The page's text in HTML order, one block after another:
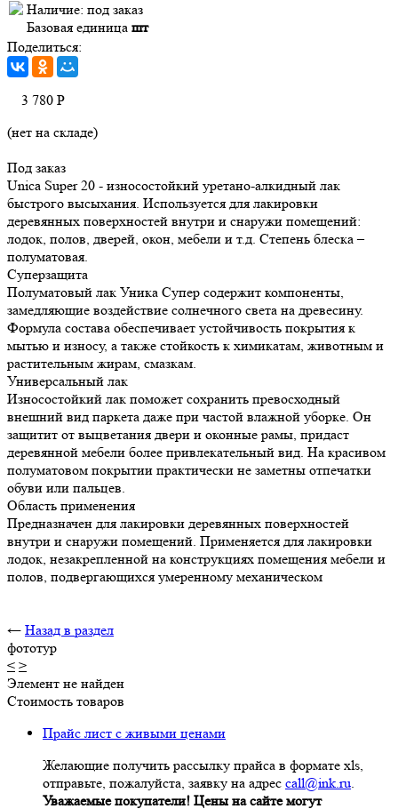
Наличие: под заказ
Базовая единица шт
Поделиться:
3 780 Р
(нет на складе)
Под заказ
Unica Super 20 - износостойкий уретано-алкидный лак
быстрого высыхания. Используется для лакировки
деревянных поверхностей внутри и снаружи помещений:
лодок, полов, дверей, окон, мебели и т.д. Степень блеска –
полуматовая.
Суперзащита
Полуматовый лак Уника Супер содержит компоненты,
замедляющие воздействие солнечного света на древесину.
Формула состава обеспечивает устойчивость покрытия к
мытью и износу, а также стойкость к химикатам, животным и
растительным жирам, смазкам.
Универсальный лак
Износостойкий лак поможет сохранить превосходный
внешний вид паркета даже при частой влажной уборке. Он
защитит от выцветания двери и оконные рамы, придаст
деревянной мебели более привлекательный вид. На красивом
полуматовом покрытии практически не заметны отпечатки
обуви или пальцев.
Область применения
Предназначен для лакировки деревянных поверхностей
внутри и снаружи помещений. Применяется для лакировки
лодок, незакрепленной на конструкциях помещения мебели и
полов, подвергающихся умеренному механическом
← Назад в раздел
фототур
< >
Элемент не найден
Стоимость товаров
Прайс лист с живыми ценами
Желающие получить рассылку прайса в формате xls,
отправьте, пожалуйста, заявку на адрес call@ink.ru.
Уважаемые покупатели! Цены на сайте могут